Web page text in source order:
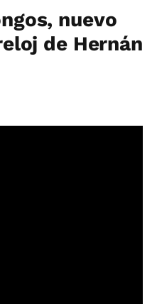
nuevo
de Hernán